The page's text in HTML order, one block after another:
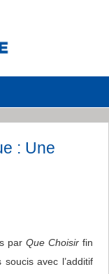
: Une
par Que Choisir fin
soucis avec l’additif